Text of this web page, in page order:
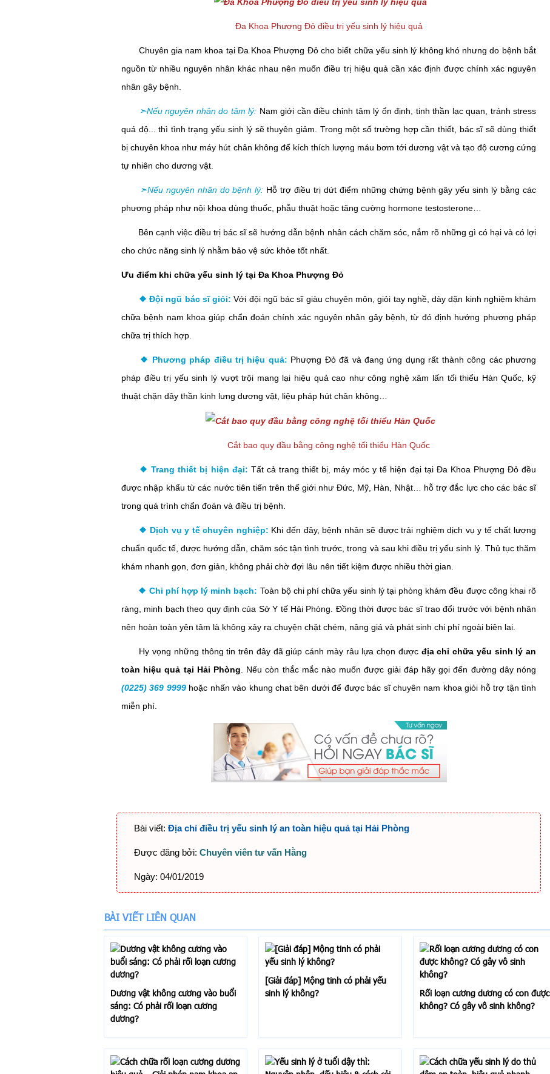
Đa Khoa Phượng Đỏ điều trị yếu sinh lý hiệu quả
Chuyên gia nam khoa tại Đa Khoa Phượng Đỏ cho biết chữa yếu sinh lý không khó nhưng do bệnh bắt
nguồn từ nhiều nguyên nhân khác nhau nên muốn điều trị hiệu quả cần xác định được chính xác nguyên
nhân gây bệnh.
➣Nếu nguyên nhân do tâm lý: Nam giới cần điều chỉnh tâm lý ổn định, tinh thần lạc quan, tránh stress
quá độ... thì tình trạng yếu sinh lý sẽ thuyên giảm. Trong một số trường hợp cần thiết, bác sĩ sẽ dùng thiết
bị chuyên khoa như máy hút chân không để kích thích lượng máu bơm tới dương vật và tạo độ cương cứng
tự nhiên cho dương vật.
➣Nếu nguyên nhân do bệnh lý: Hỗ trợ điều trị dứt điểm những chứng bệnh gây yếu sinh lý bằng các
phương pháp như nội khoa dùng thuốc, phẫu thuật hoặc tăng cường hormone testosterone…
Bên cạnh việc điều trị bác sĩ sẽ hướng dẫn bệnh nhân cách chăm sóc, nắm rõ những gì có hại và có lợi
cho chức năng sinh lý nhằm bảo vệ sức khỏe tốt nhất.
Ưu điểm khi chữa yếu sinh lý tại Đa Khoa Phượng Đỏ
❖ Đội ngũ bác sĩ giỏi: Với đội ngũ bác sĩ giàu chuyên môn, giỏi tay nghề, dày dặn kinh nghiệm khám
chữa bệnh nam khoa giúp chẩn đoán chính xác nguyên nhân gây bệnh, từ đó định hướng phương pháp
chữa trị thích hợp.
❖ Phương pháp điều trị hiệu quả: Phượng Đỏ đã và đang ứng dụng rất thành công các phương
pháp điều trị yếu sinh lý vượt trội mang lại hiệu quả cao như công nghệ xâm lấn tối thiểu Hàn Quốc, kỹ
thuật chặn dây thần kinh lưng dương vật, liệu pháp hút chân không…
Cắt bao quy đầu bằng công nghệ tối thiểu Hàn Quốc
❖ Trang thiết bị hiện đại: Tất cả trang thiết bị, máy móc y tế hiện đại tại Đa Khoa Phượng Đỏ đều
được nhập khẩu từ các nước tiên tiến trên thế giới như Đức, Mỹ, Hàn, Nhật… hỗ trợ đắc lực cho các bác sĩ
trong quá trình chẩn đoán và điều trị bệnh.
❖ Dịch vụ y tế chuyên nghiệp: Khi đến đây, bệnh nhân sẽ được trải nghiệm dịch vụ y tế chất lượng
chuẩn quốc tế, được hướng dẫn, chăm sóc tận tình trước, trong và sau khi điều trị yếu sinh lý. Thủ tục thăm
khám nhanh gọn, đơn giản, không phải chờ đợi lâu nên tiết kiệm được nhiều thời gian.
❖ Chi phí hợp lý minh bạch: Toàn bộ chi phí chữa yếu sinh lý tại phòng khám đều được công khai rõ
ràng, minh bạch theo quy định của Sở Y tế Hải Phòng. Đồng thời được bác sĩ trao đổi trước với bệnh nhân
nên hoàn toàn yên tâm là không xảy ra chuyện chặt chém, nâng giá và phát sinh chi phí ngoài biên lai.
Hy vọng những thông tin trên đây đã giúp cánh mày râu lựa chọn được địa chỉ chữa yếu sinh lý an
toàn hiệu quả tại Hải Phòng . Nếu còn thắc mắc nào muốn được giải đáp hãy gọi đến đường dây nóng
(0225) 369 9999 hoặc nhấn vào khung chat bên dưới để được bác sĩ chuyên nam khoa giỏi hỗ trợ tận tình
miễn phí.
Bài viết: Địa chỉ điều trị yếu sinh lý an toàn hiệu quả tại Hải Phòng
Được đăng bởi: Chuyên viên tư vấn Hằng
Ngày: 04/01/2019
BÀI VIẾT LIÊN QUAN
Dương vật không cương vào buổi
sáng: Có phải rối loạn cương
dương?
[Giải đáp] Mộng tinh có phải yếu
sinh lý không?
Rối loạn cương dương có con được
không? Có gây vô sinh không?